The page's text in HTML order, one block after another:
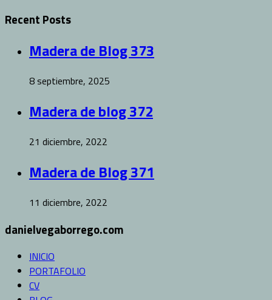
Recent Posts
Madera de Blog 373
8 septiembre, 2025
Madera de blog 372
21 diciembre, 2022
Madera de Blog 371
11 diciembre, 2022
danielvegaborrego.com
INICIO
PORTAFOLIO
CV